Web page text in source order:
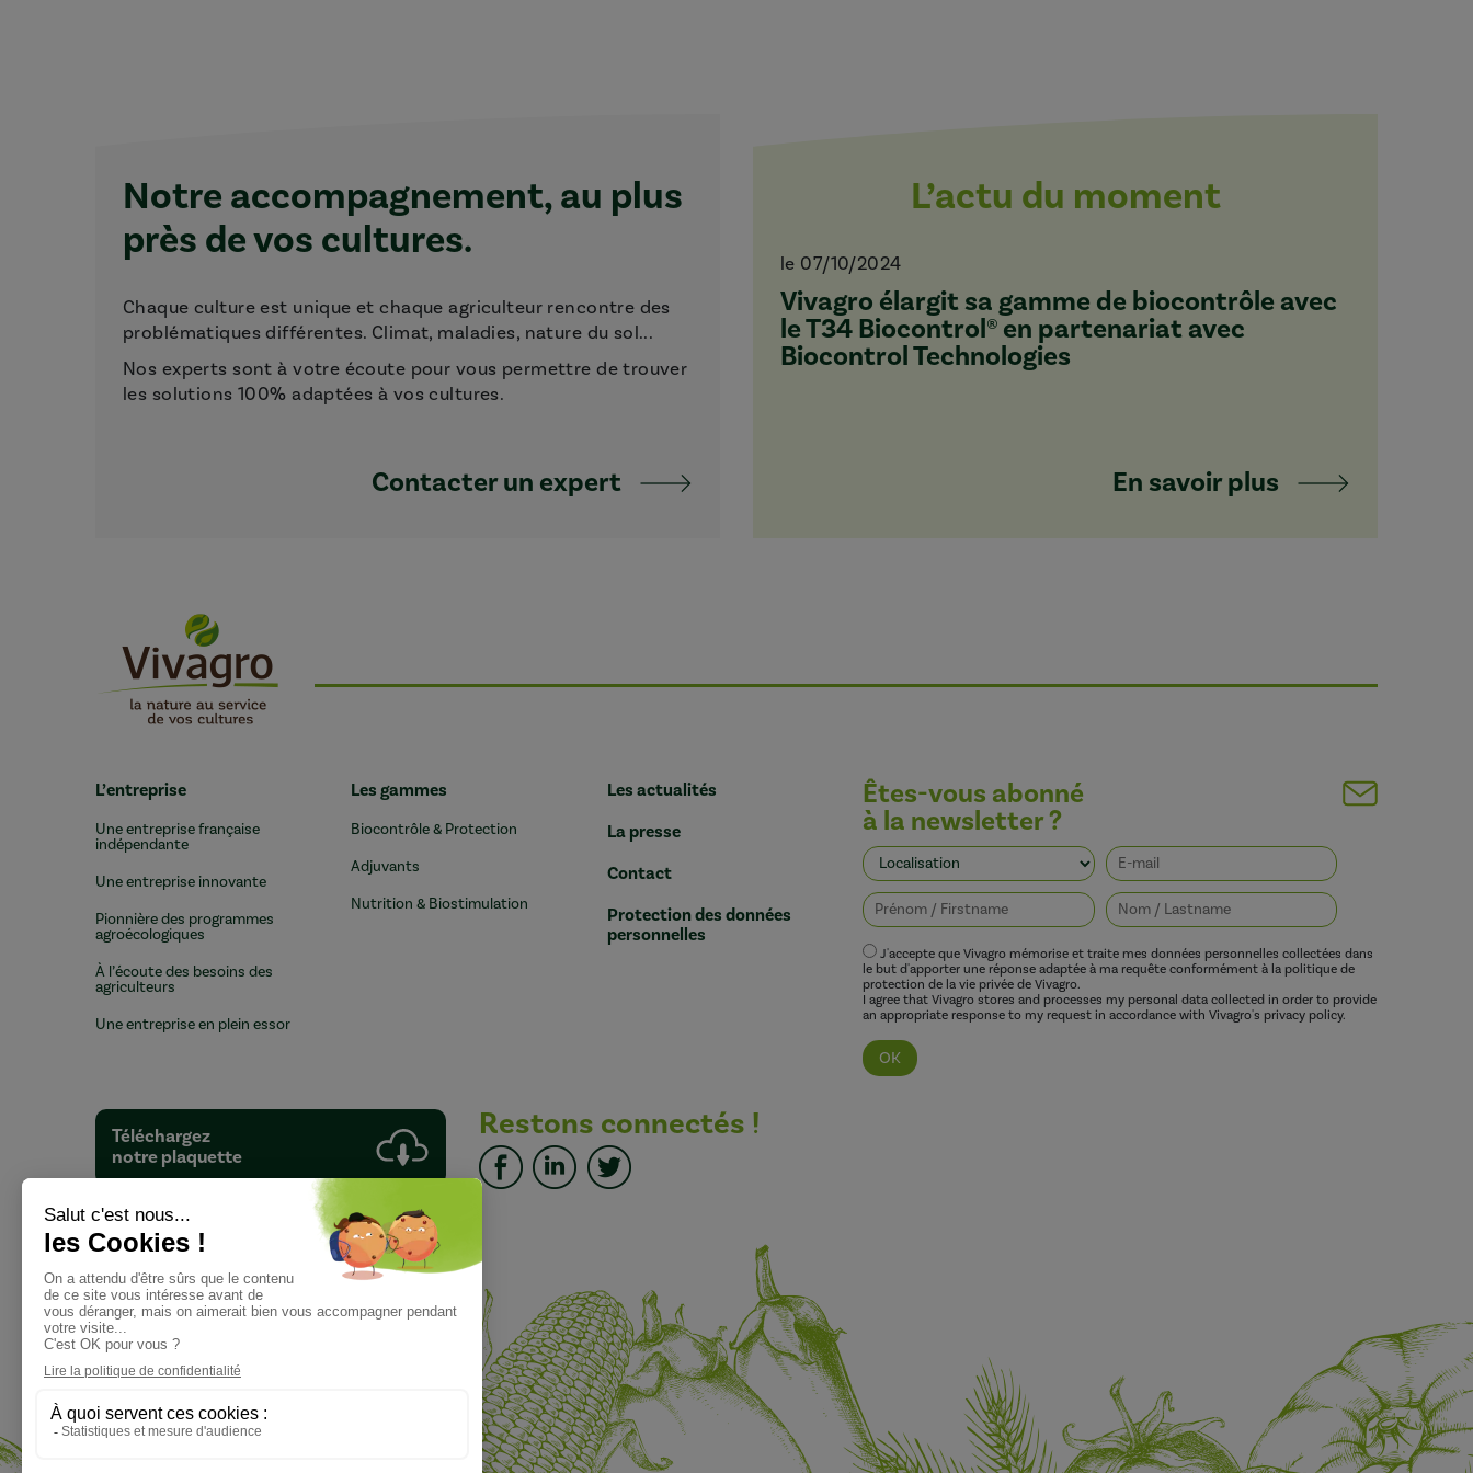
Notre accompagnement, au plus
près de vos cultures.
Chaque culture est unique et chaque agriculteur rencontre des
problématiques différentes. Climat, maladies, nature du sol...
Nos experts sont à votre écoute pour vous permettre de trouver
les solutions 100% adaptées à vos cultures.
Contacter un expert
L’actu du moment
le 07/10/2024
Vivagro élargit sa gamme de biocontrôle avec
le T34 Biocontrol® en partenariat avec
Biocontrol Technologies
En savoir plus
L’entreprise
Une entreprise française
indépendante
Une entreprise innovante
Pionnière des programmes
agroécologiques
À l’écoute des besoins des
agriculteurs
Une entreprise en plein essor
Les gammes
Biocontrôle & Protection
Adjuvants
Nutrition & Biostimulation
Les actualités
La presse
Contact
Protection des données
personnelles
Téléchargez
notre plaquette
Restons connectés !
Êtes-vous abonné
à la newsletter ?
J'accepte que Vivagro mémorise et traite mes données personnelles collectées dans
le but d'apporter une réponse adaptée à ma requête conformément à la politique de
protection de la vie privée de Vivagro.
I agree that Vivagro stores and processes my personal data collected in order to provide
an appropriate response to my request in accordance with Vivagro's privacy policy.